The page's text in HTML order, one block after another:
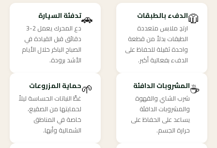
🧥الدفء بالطبقات
ارتدِ ملابس متعددة
الطبقات بدلاً من قطعة
واحدة ثقيلة للحفاظ على
الدفء بفعالية أكبر.
☕المشروبات الدافئة
شرب الشاي والقهوة
والمشروبات الدافئة
يساعد على الحفاظ على
حرارة الجسم.
🚗تدفئة السيارة
دع المحرك يعمل 2-3
دقائق قبل القيادة في
الصباح الباكر خلال الأيام
الأشد برودة.
🌱حماية المزروعات
غطِّ النباتات الحساسة ليلاً
لحمايتها من الصقيع،
خاصة في المناطق
الشمالية وأبها.